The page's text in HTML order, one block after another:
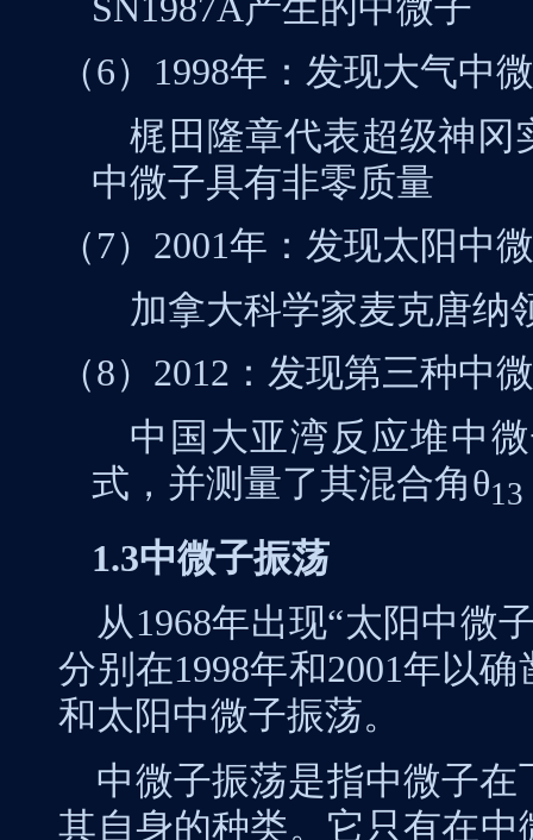
SN1987A产生的中微子
（6）1998年：发现大气中
梶田隆章代表超级神冈
中微子具有非零质量
（7）2001年：发现太阳中
加拿大科学家麦克唐纳
（8）2012 ：发现第三种中
中国大亚湾反应堆中
式，并测量了其混合角θ13
1.3中微子振荡
从1968年出现“太阳中微
分别在1998年和2001年以确
和太阳中微子振荡。
中微子振荡是指中微子
其自身的种类。它只有在